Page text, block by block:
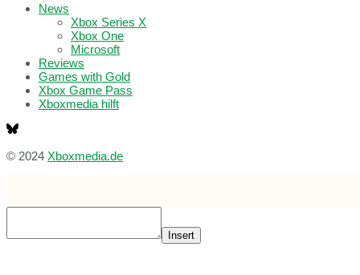
News
Xbox Series X
Xbox One
Microsoft
Reviews
Games with Gold
Xbox Game Pass
Xboxmedia hilft
© 2024 Xboxmedia.de
Insert